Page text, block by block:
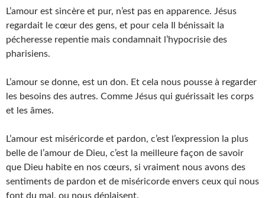
L’amour est sincère et pur, n’est pas en apparence. Jésus
regardait le cœur des gens, et pour cela Il bénissait la
pécheresse repentie mais condamnait l’hypocrisie des
pharisiens.
L’amour se donne, est un don. Et cela nous pousse à regarder
les besoins des autres. Comme Jésus qui guérissait les corps
et les âmes.
L’amour est miséricorde et pardon, c’est l’expression la plus
belle de l’amour de Dieu, c’est la meilleure façon de savoir
que Dieu habite en nos cœurs, si vraiment nous avons des
sentiments de pardon et de miséricorde envers ceux qui nous
font du mal, ou nous déplaisent.